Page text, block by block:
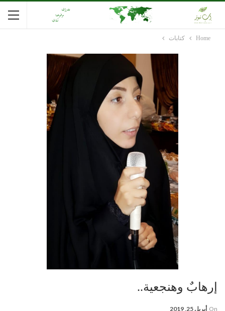
Home كتابات
إرهابٌ وهنجعية..
On أبريل 25, 2019